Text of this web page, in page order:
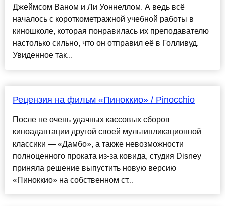
Джеймсом Ваном и Ли Уоннеллом. А ведь всё
началось с короткометражной учебной работы в
киношколе, которая понравилась их преподавателю
настолько сильно, что он отправил её в Голливуд.
Увиденное так...
Рецензия на фильм «Пиноккио» / Pinocchio
После не очень удачных кассовых сборов
киноадаптации другой своей мультипликационной
классики — «Дамбо», а также невозможности
полноценного проката из-за ковида, студия Disney
приняла решение выпустить новую версию
«Пиноккио» на собственном ст...